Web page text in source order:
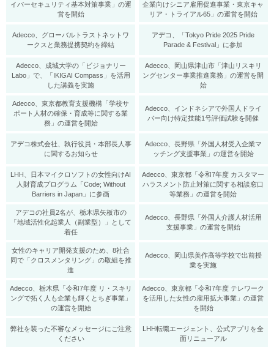
イバーセキュリティ基本対策事業」の運
営を開始
企業向けシニア雇用促進事業・東京キャ
リア・トライアル65」の運営を開始
Adecco、グローバルトラストネットワ
ークスと業務提携契約を締結
アデコ、「Tokyo Pride 2025 Pride
Parade & Festival」に参加
Adecco、成城大学の「ビジョナリー
Labo」で、「IKIGAI Compass」を活用
した講義を実施
Adecco、岡山県津山市「津山リスキリ
ングセンター事業推進業務」の運営を開
始
Adecco、東京都教育支援機構「学校サ
ポート人材の確保・育成等に関する業
務」の運営を開始
Adecco、インドネシアで外国人ドライ
バー向け特定技能1号評価試験を開催
アデコ株式会社、執行役員・本部長人事
に関するお知らせ
Adecco、長野県「外国人材受入企業マ
ッチング支援事業」の運営を開始
LHH、日本マイクロソフトの女性向けAI
人財育成プログラム「Code; Without
Barriers in Japan」に参画
Adecco、東京都「令和7年度 カスタマー
ハラスメント防止対策に関する相談窓口
等業務」の運営を開始
アデコの社員2名が、栃木県矢板市の
「地域活性化起業人（副業型）」として
着任
Adecco、長野県「外国人介護人材活用
支援事業」の運営を開始
女性のキャリア開発支援のため、8社合
同で「クロスメンタリング」の取組を推
進
Adecco、岡山県美作高等学校で出前授
業を実施
Adecco、栃木県「令和7年度 リ・スキリ
ングで拓く人も企業も輝くとちぎ事業」
の運営を開始
Adecco、東京都「令和7年度 テレワーク
を活用した女性の雇用拡大事業」の運営
を開始
弊社を装った不審なメッセージにご注意
ください
LHH転職エージェント、公式アプリを全
面リニューアル